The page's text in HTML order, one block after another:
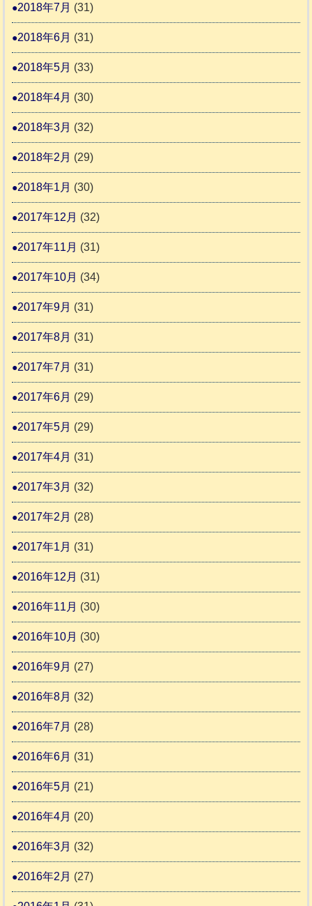
2018年7月 (31)
2018年6月 (31)
2018年5月 (33)
2018年4月 (30)
2018年3月 (32)
2018年2月 (29)
2018年1月 (30)
2017年12月 (32)
2017年11月 (31)
2017年10月 (34)
2017年9月 (31)
2017年8月 (31)
2017年7月 (31)
2017年6月 (29)
2017年5月 (29)
2017年4月 (31)
2017年3月 (32)
2017年2月 (28)
2017年1月 (31)
2016年12月 (31)
2016年11月 (30)
2016年10月 (30)
2016年9月 (27)
2016年8月 (32)
2016年7月 (28)
2016年6月 (31)
2016年5月 (21)
2016年4月 (20)
2016年3月 (32)
2016年2月 (27)